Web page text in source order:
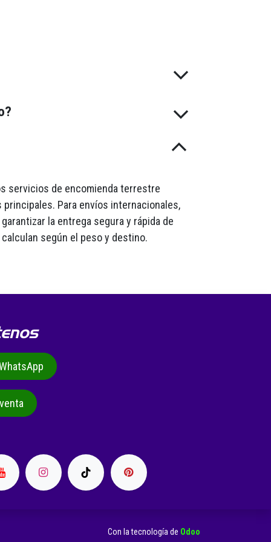
servicios de encomienda terrestre
Para envíos internacionales,
la entrega segura y rápida de
según el peso y destino.
Con la tecnología de Odoo